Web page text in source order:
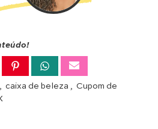
, caixa de beleza , Cupom de